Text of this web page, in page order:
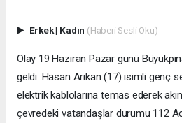
Erkek| Kadın (Haberi Sesli Oku)
Olay 19 Haziran Pazar günü
geldi. Hasan Arıkan (17) isimli genç
elektrik kablolarına temas ederek
çevredeki vatandaşlar durumu 112